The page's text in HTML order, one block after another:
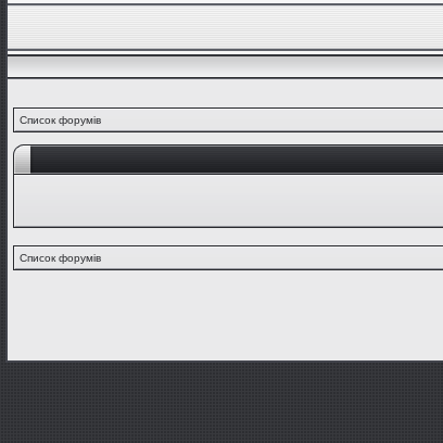
Список форумів
Список форумів